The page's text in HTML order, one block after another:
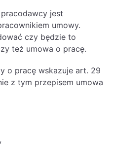
dla spółek z
działalności IT
w obrocie
handlowego
jest
umowy.
czy będzie to
też umowa o pracę.
o pracę wskazuje art. 29
z tym przepisem umowa